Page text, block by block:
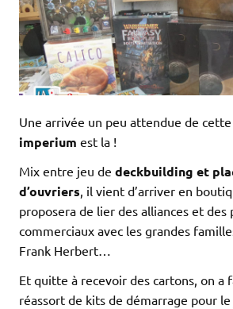
Une arrivée un peu attendue de
imperium est la !
Mix entre jeu de deckbuilding et
d’ouvriers, il vient d’arriver en
proposera de lier des alliances et des
commerciaux avec les grandes
Frank Herbert…
Et quitte à recevoir des cartons, on a
réassort de kits de démarrage pour le